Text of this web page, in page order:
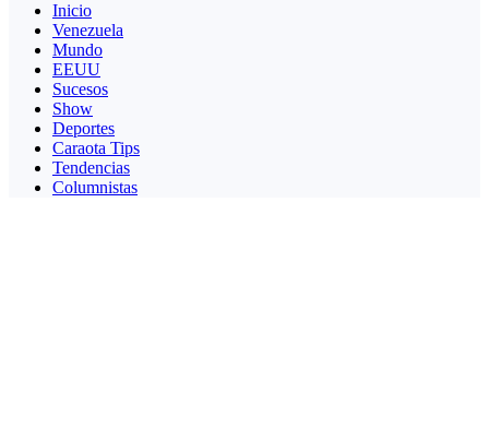
Inicio
Venezuela
Mundo
EEUU
Sucesos
Show
Deportes
Caraota Tips
Tendencias
Columnistas